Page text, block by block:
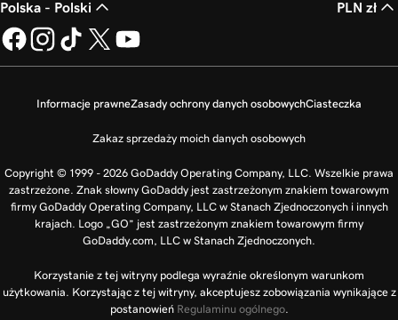
Polska - Polski PLN zł
Informacje prawneZasady ochrony danych osobowychCiasteczka
Zakaz sprzedaży moich danych osobowych
Copyright © 1999 - 2026 GoDaddy Operating Company, LLC. Wszelkie prawa
zastrzeżone. Znak słowny GoDaddy jest zastrzeżonym znakiem towarowym
firmy GoDaddy Operating Company, LLC w Stanach Zjednoczonych i innych
krajach. Logo „GO” jest zastrzeżonym znakiem towarowym firmy
GoDaddy.com, LLC w Stanach Zjednoczonych.
Korzystanie z tej witryny podlega wyraźnie określonym warunkom
użytkowania. Korzystając z tej witryny, akceptujesz zobowiązania wynikające z
postanowień Regulaminu ogólnego.